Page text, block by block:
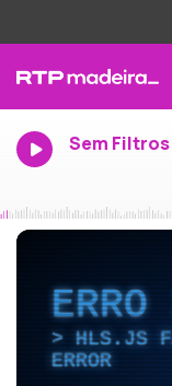
Sem Filtros
ERRO
HLS.JS
ERROR